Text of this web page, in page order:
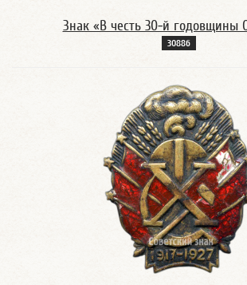
Знак «В честь 30-й годовщины
3088б